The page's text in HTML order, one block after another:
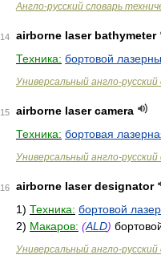
Англо-русский словарь
14
airborne laser bathymeter
Техника: бортовой
Универсальный англо-русский
15
airborne laser camera
Техника: бортовая
Универсальный англо-русский
16
airborne laser designator
1) Техника: бортовой
2) Макаров: (ALD)
Универсальный англо-русский